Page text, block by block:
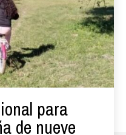
para
de nueve